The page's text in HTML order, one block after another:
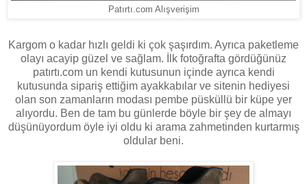
Patırtı.com Alışverişim
Kargom o kadar hızlı geldi ki çok şaşırdım. Ayrıca paketleme
olayı acayip güzel ve sağlam. İlk fotoğrafta gördüğünüz
patırtı.com un kendi kutusunun içinde ayrıca kendi
kutusunda sipariş ettiğim ayakkabılar ve sitenin hediyesi
olan son zamanların modası pembe püsküllü bir küpe yer
alıyordu. Ben de tam bu günlerde böyle bir şey de almayı
düşünüyordum öyle iyi oldu ki arama zahmetinden kurtarmış
oldular beni.